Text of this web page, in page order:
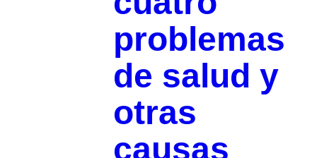
problemas
de salud y
otras
causas